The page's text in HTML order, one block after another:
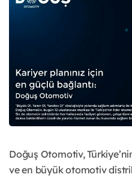
Doğuş Otomotiv,
ve en büyük otomotiv